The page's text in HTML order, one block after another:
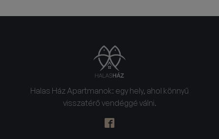
Halas Ház Apartmanok: egy hely, ahol könnyű
visszatérő vendéggé válni.